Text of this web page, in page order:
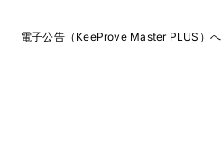
電子公告（KeeProve Master PLUS）へ